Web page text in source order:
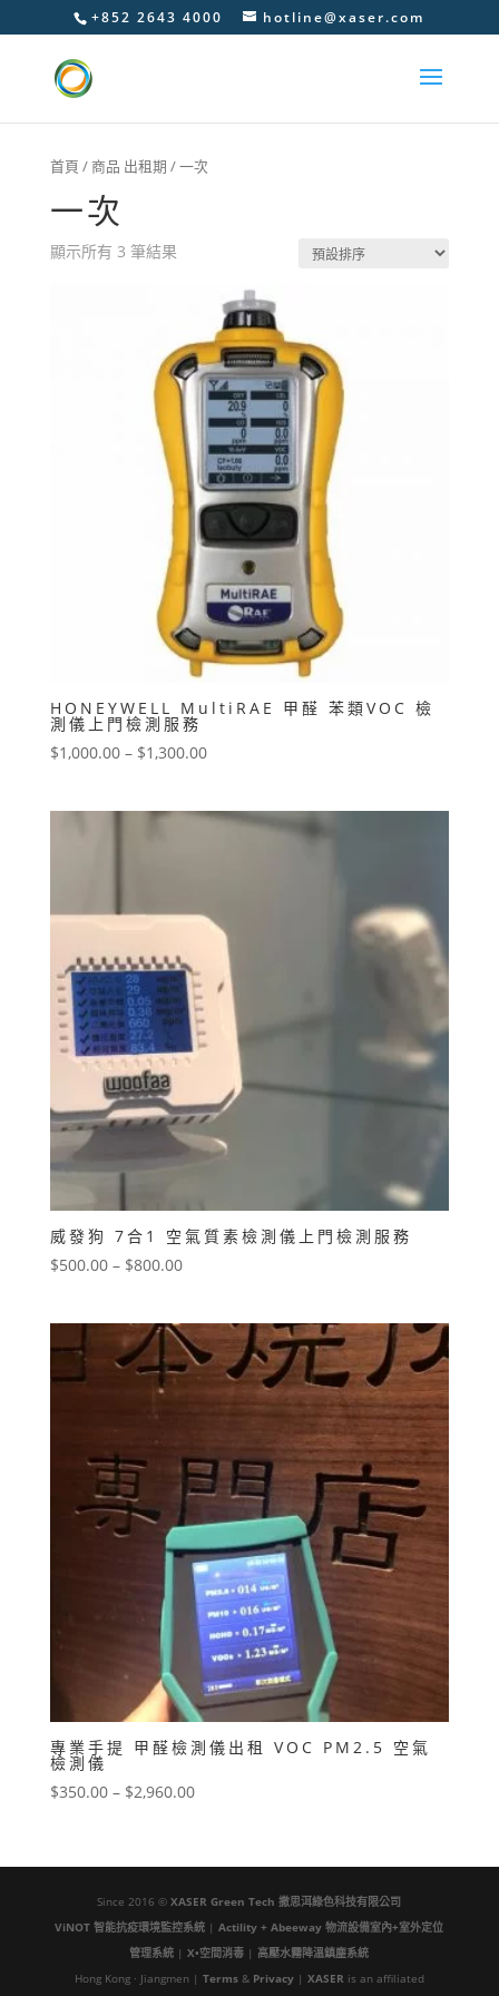
+852 2643 4000 hotline@xaser.com
首頁 / 商品 出租期 / 一次
一次
顯示所有 3 筆結果
HONEYWELL MultiRAE 甲醛 苯類VOC 檢
測儀上門檢測服務
$1,000.00 – $1,300.00價
威發狗 7合1 空氣質素檢測儀上門檢測服務
$500.00 – $800.00價
圍：
$500.00
專業手提 甲醛檢測儀出租 VOC PM2.5 空氣
檢測儀
$350.00 – $2,960.00價
圍：
$350.00
到
$2,960.00
Since 2016 ©XASER Green Tech 撒思洱綠色科技有限公司
ViNOT 智能抗疫環境監控系統 |Actility + Abeeway 物流設備室內+室外定位
管理系統 |X•空間消毒 | 高壓水霧降溫鎮塵系統
Hong Kong · Jiangmen | Terms& Privacy| XASER is an affiliated